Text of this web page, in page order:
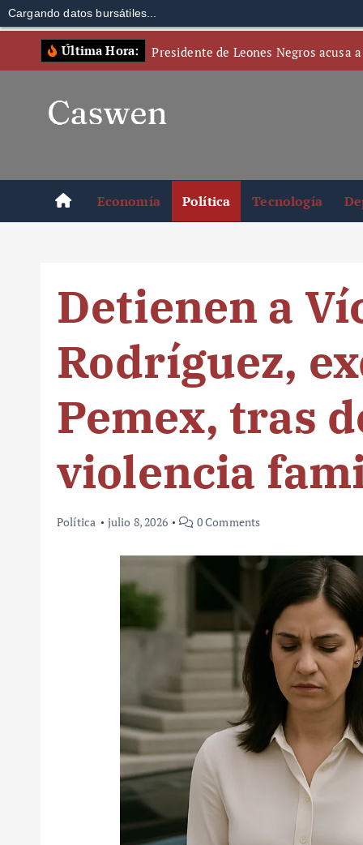
Cargando datos bursátiles...
Última Hora: Presidente de Leones Negros acusa
Economía Política Tecnología
Detienen a
Rodríguez,
Pemex, tras
violencia
Política julio 8, 2026 0 Comments